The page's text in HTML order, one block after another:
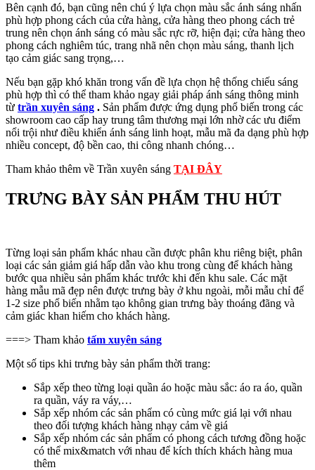
Bên cạnh đó, bạn cũng nên chú ý lựa chọn màu sắc ánh sáng nhấn
phù hợp phong cách của cửa hàng, cửa hàng theo phong cách trẻ
trung nên chọn ánh sáng có màu sắc rực rỡ, hiện đại; cửa hàng theo
phong cách nghiêm túc, trang nhã nên chọn màu sáng, thanh lịch
tạo cảm giác sang trọng,…
Nếu bạn gặp khó khăn trong vấn đề lựa chọn hệ thống chiếu sáng
phù hợp thì có thể tham khảo ngay giải pháp ánh sáng thông minh
từ trần xuyên sáng . Sản phẩm được ứng dụng phổ biến trong các
showroom cao cấp hay trung tâm thương mại lớn nhờ các ưu điểm
nổi trội như điều khiển ánh sáng linh hoạt, mẫu mã đa dạng phù hợp
nhiều concept, độ bền cao, thi công nhanh chóng…
Tham khảo thêm về Trần xuyên sáng TẠI ĐÂY
TRƯNG BÀY SẢN PHẨM THU HÚT
Từng loại sản phẩm khác nhau cần được phân khu riêng biệt, phân
loại các sản giảm giá hấp dẫn vào khu trong cùng để khách hàng
bước qua nhiều sản phẩm khác trước khi đến khu sale. Các mặt
hàng mẫu mã đẹp nên được trưng bày ở khu ngoài, mỗi mẫu chỉ để
1-2 size phổ biến nhằm tạo không gian trưng bày thoáng đãng và
cảm giác khan hiếm cho khách hàng.
===> Tham khảo tấm xuyên sáng
Một số tips khi trưng bày sản phẩm thời trang:
Sắp xếp theo từng loại quần áo hoặc màu sắc: áo ra áo, quần
ra quần, váy ra váy,…
Sắp xếp nhóm các sản phẩm có cùng mức giá lại với nhau
theo đối tượng khách hàng nhạy cảm về giá
Sắp xếp nhóm các sản phẩm có phong cách tương đồng hoặc
có thể mix&match với nhau để kích thích khách hàng mua
thêm